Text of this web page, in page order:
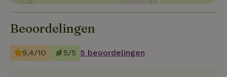
Beoordelingen
9,4/10 5/5 5 beoordelingen